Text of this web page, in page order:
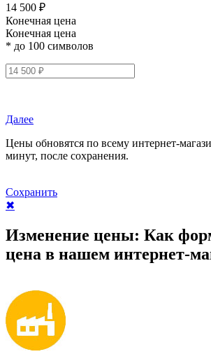
14 500 ₽
Конечная цена
Конечная цена
* до 100 символов
Далее
Цены обновятся по всему интернет-
минут, после сохранения.
Сохранить
✖
Изменение цены: Как
цена в нашем интернет-